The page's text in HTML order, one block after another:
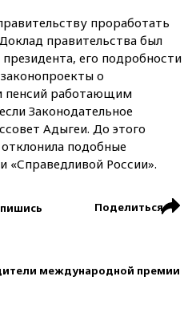
проработать
правительства был
его подробности
о
пенсий работающим
Законодательное
Адыгеи. До этого
подобные
России».
Поделиться
международной премии